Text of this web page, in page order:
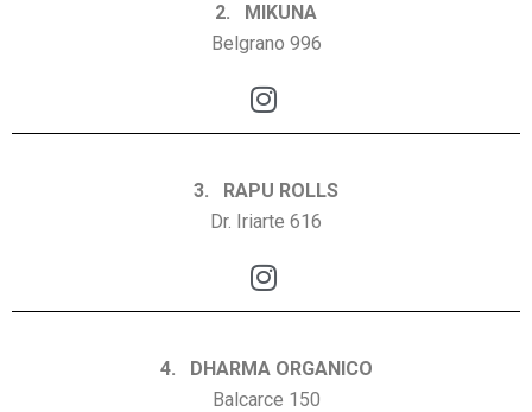
2. MIKUNA
Belgrano 996
3. RAPU ROLLS
Dr. Iriarte 616
4. DHARMA ORGANICO
Balcarce 150